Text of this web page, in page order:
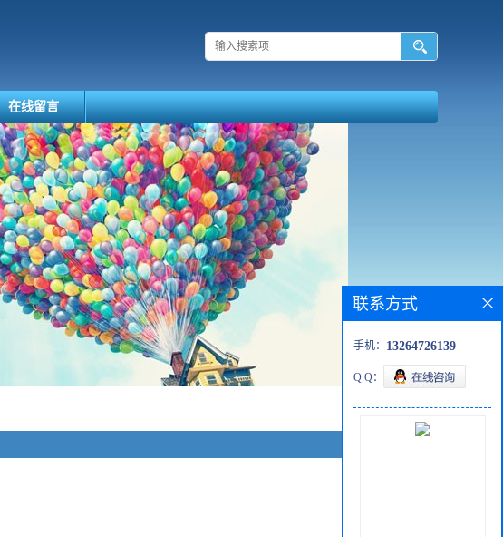
在线留言
联系方式
手机： 13264726139
Q Q：